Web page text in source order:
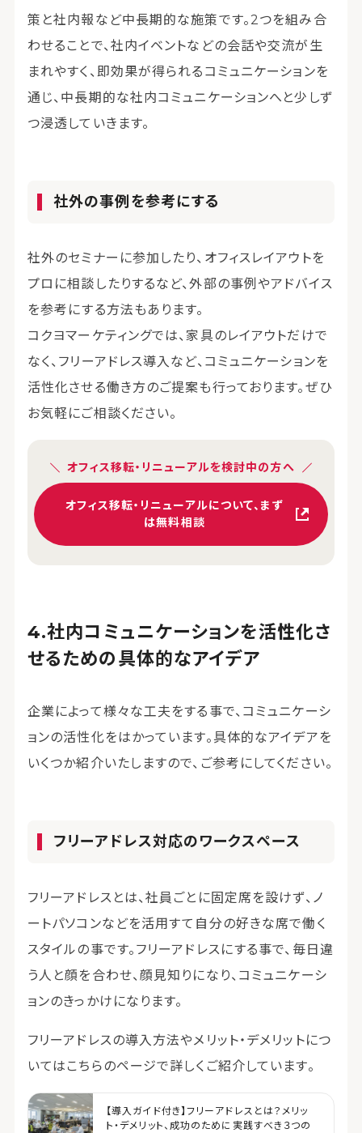
策と社内報など中長期的な施策です。2つを組み合
わせることで、社内イベントなどの会話や交流が生
まれやすく、即効果が得られるコミュニケーションを
通じ、中長期的な社内コミュニケーションへと少しず
つ浸透していきます。
社外の事例を参考にする
社外のセミナーに参加したり、オフィスレイアウトを
プロに相談したりするなど、外部の事例やアドバイス
を参考にする方法もあります。
コクヨマーケティングでは、家具のレイアウトだけで
なく、フリーアドレス導入など、コミュニケーションを
活性化させる働き方のご提案も行っております。ぜひ
お気軽にご相談ください。
オフィス移転・リニューアルを検討中の方へ
オフィス移転・リニューアルについて、まず
は無料相談
社内コミュニケーションを活性化さ
せるための具体的なアイデア
企業によって様々な工夫をする事で、コミュニケーシ
ョンの活性化をはかっています。具体的なアイデアを
いくつか紹介いたしますので、ご参考にしてください。
フリーアドレス対応のワークスペース
フリーアドレスとは、社員ごとに固定席を設けず、ノ
ートパソコンなどを活用すて自分の好きな席で働く
スタイルの事です。フリーアドレスにする事で、毎日違
う人と顔を合わせ、顔見知りになり、コミュニケーシ
ョンのきっかけになります。
フリーアドレスの導入方法やメリット・デメリットにつ
いてはこちらのページで詳しくご紹介しています。
【導入ガイド付き】フリーアドレスとは？メリッ
ト・デメリット、成功のために実践すべき３つの